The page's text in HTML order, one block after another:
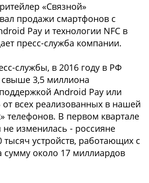
«Связной»
продажи смартфонов с
Pay и технологии NFC в
пресс-служба компании.
службы, в 2016 году в РФ
3,5 миллиона
Android Pay или
всех реализованных в нашей
телефонов. В первом квартале
не изменилась - россияне
тысяч устройств, работающих с
сумму около 17 миллиардов